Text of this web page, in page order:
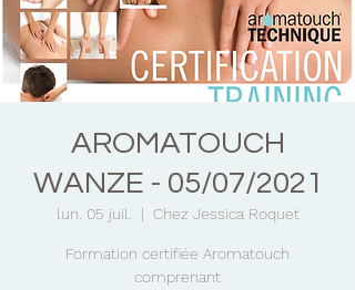
AROMATOUCH
WANZE - 05/07/2021
lun. 05 juil.
  |
Chez Jessica Roquet
Formation certifiée Aromatouch
comprenant